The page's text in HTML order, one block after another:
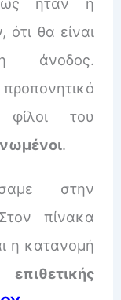
θα είναι
άνοδος.
φίλοι του
.
στην
πίνακα
η κατανομή
επιθετικής